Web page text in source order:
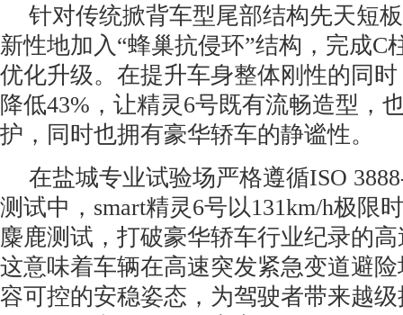
针对传统掀背车型尾部结构先天短
新性地加入“蜂巢抗侵环”结构，完成C
优化升级。在提升车身整体刚性的同
降低43%，让精灵6号既有流畅造型，
护，同时也拥有豪华轿车的静谧性。
在盐城专业试验场严格遵循ISO
测试中，smart精灵6号以131km/h极限
麋鹿测试，打破豪华轿车行业纪录的
这意味着车辆在高速突发紧急变道避
容可控的安稳姿态，为驾驶者带来越